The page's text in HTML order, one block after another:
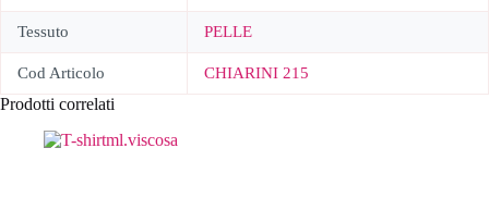
Tessuto PELLE
Cod Articolo CHIARINI 215
Prodotti correlati